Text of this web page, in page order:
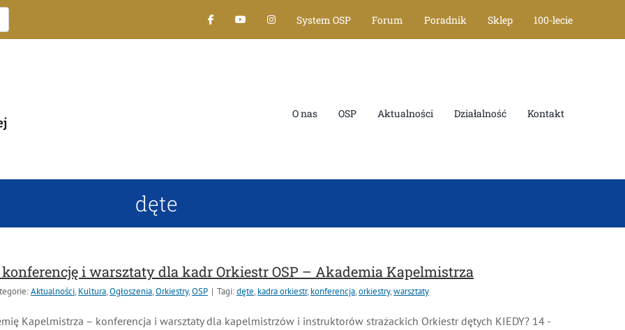
System OSP Forum Poradnik Sklep 100-lecie
O nas OSP Aktualności Działalność Kontakt
dęte
konferencję i warsztaty dla kadr Orkiestr OSP – Akademia Kapelmistrza
Aktualności, Kultura,Ogłoszenia,Orkiestry,OSP | Tagi:dęte, kadra orkiestr, konferencja,orkiestry,warsztaty
Kapelmistrza – konferencja i warsztaty dla kapelmistrzów i instruktorów strażackich Orkiestr dętych KIEDY? 14 -